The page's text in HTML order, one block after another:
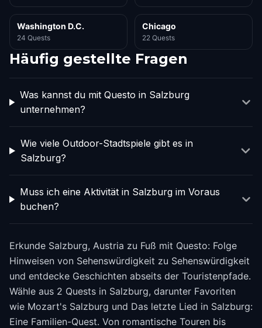
Washington D.C.
24 Quests
Chicago
22 Quests
Häufig gestellte Fragen
Was kannst du mit Questo in Salzburg
unternehmen?
Wie viele Outdoor-Stadtspiele gibt es in
Salzburg?
Muss ich eine Aktivität in Salzburg im Voraus
buchen?
Erkunde Salzburg, Austria zu Fuß mit Questo: Folge
Hinweisen von Sehenswürdigkeit zu Sehenswürdigkeit
und entdecke Geschichten abseits der Touristenpfade.
Wähle aus 2 Quests in Salzburg, darunter Favoriten
wie Mozart's Salzburg und Das letzte Lied in Salzburg:
Eine Familien-Quest. Von romantische Touren bis